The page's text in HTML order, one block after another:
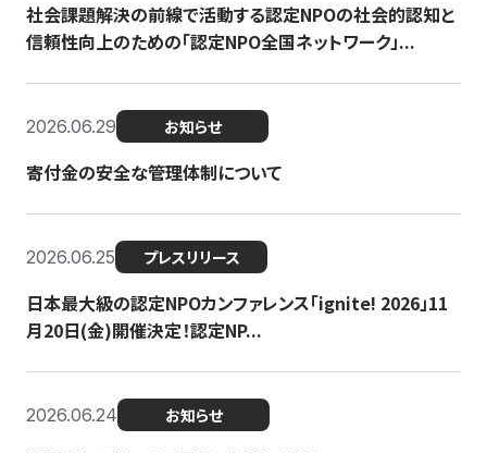
社会課題解決の前線で活動する認定NPOの社会的認知と
信頼性向上のための「認定NPO全国ネットワーク」...
2026.06.29 お知らせ
寄付金の安全な管理体制について
2026.06.25 プレスリリース
日本最大級の認定NPOカンファレンス「ignite! 2026」11
月20日(金)開催決定！認定NP...
2026.06.24 お知らせ